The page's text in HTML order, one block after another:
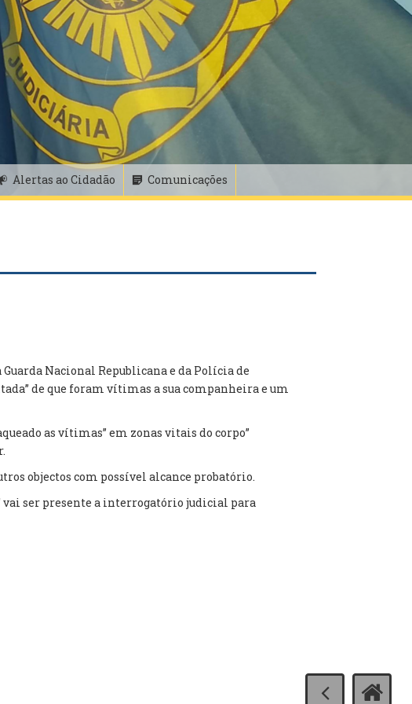
Alertas ao Cidadão Comunicações
Nacional Republicana e da Polícia de
de que foram vítimas a sua companheira e um
as vítimas” em zonas vitais do corpo”
objectos com possível alcance probatório.
vai ser presente a interrogatório judicial para